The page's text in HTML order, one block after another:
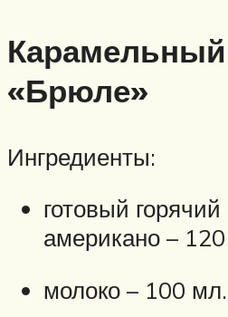
«Брюле»
Ингредиенты:
готовый горячий
американо –
молоко – 100